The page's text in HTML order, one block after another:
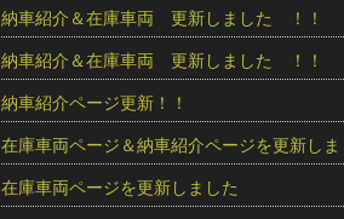
納車紹介＆在庫車両 更新しました ！！
納車紹介＆在庫車両 更新しました ！！
納車紹介ページ更新！！
在庫車両ページ＆納車紹介ページを更新し
在庫車両ページを更新しました